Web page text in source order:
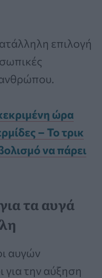
επιλογή
ώρα
– Το τρικ
να πάρει
τα αυγά
αυγών
για την αύξηση